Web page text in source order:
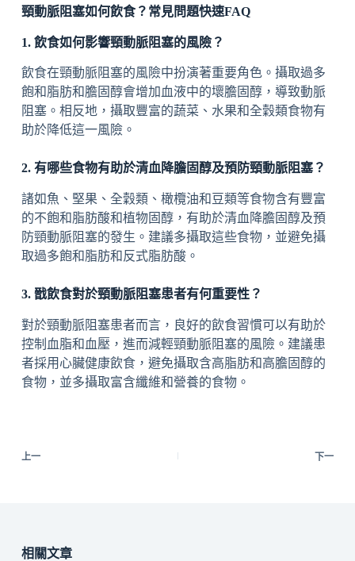
頸動脈阻塞如何飲食？常見問題快速FAQ
1. 飲食如何影響頸動脈阻塞的風險？
飲食在頸動脈阻塞的風險中扮演著重要角色。攝取過多
飽和脂肪和膽固醇會增加血液中的壞膽固醇，導致動脈
阻塞。相反地，攝取豐富的蔬菜、水果和全穀類食物有
助於降低這一風險。
2. 有哪些食物有助於清血降膽固醇及預防頸動脈阻塞？
諸如魚、堅果、全穀類、橄欖油和豆類等食物含有豐富
的不飽和脂肪酸和植物固醇，有助於清血降膽固醇及預
防頸動脈阻塞的發生。建議多攝取這些食物，並避免攝
取過多飽和脂肪和反式脂肪酸。
3. 戩飲食對於頸動脈阻塞患者有何重要性？
對於頸動脈阻塞患者而言，良好的飲食習慣可以有助於
控制血脂和血壓，進而減輕頸動脈阻塞的風險。建議患
者採用心臟健康飲食，避免攝取含高脂肪和高膽固醇的
食物，並多攝取富含纖維和營養的食物。
上一 下一
相關文章